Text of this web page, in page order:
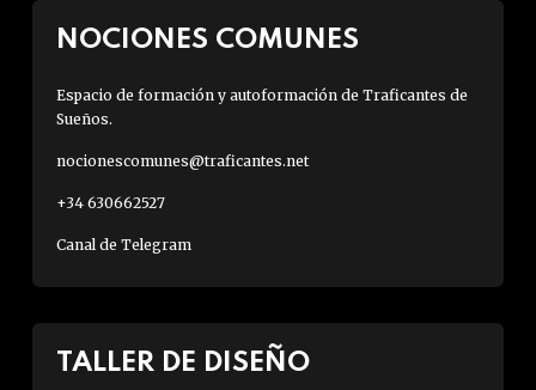
NOCIONES COMUNES
Espacio de formación y autoformación de Traficantes de
Sueños.
nocionescomunes@traficantes.net
+34 630662527
Canal de Telegram
TALLER DE DISEÑO